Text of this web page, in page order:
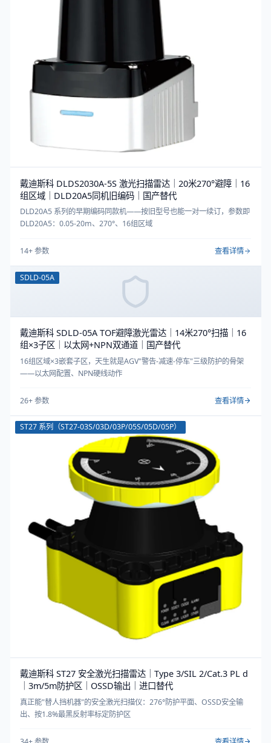
戴迪斯科 DLDS2030A-5S 激光扫描雷达｜20米270°避障｜16
组区域｜DLD20A5同机旧编码｜国产替代
DLD20A5 系列的早期编码同款机——按旧型号也能一对一续订，参数即
DLD20A5：0.05-20m、270°、16组区域
14+ 参数 查看详情
SDLD-05A
戴迪斯科 SDLD-05A TOF避障激光雷达｜14米270°扫描｜16
组×3子区｜以太网+NPN双通道｜国产替代
16组区域×3嵌套子区，天生就是AGV"警告-减速-停车"三级防护的骨架
——以太网配置、NPN硬线动作
26+ 参数 查看详情
ST27 系列（ST27-03S/03D/03P/05S/05D/05P）
戴迪斯科 ST27 安全激光扫描雷达｜Type 3/SIL 2/Cat.3 PL d
｜3m/5m防护区｜OSSD输出｜进口替代
真正能"替人挡机器"的安全激光扫描仪：276°防护平面、OSSD安全输
出、按1.8%最黑反射率标定防护区